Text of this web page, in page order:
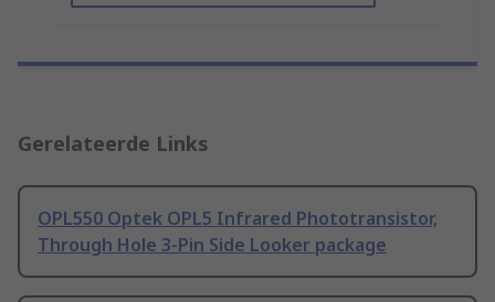
Gerelateerde Links
OPL550 Optek OPL5 Infrared Phototransistor,
Through Hole 3-Pin Side Looker package